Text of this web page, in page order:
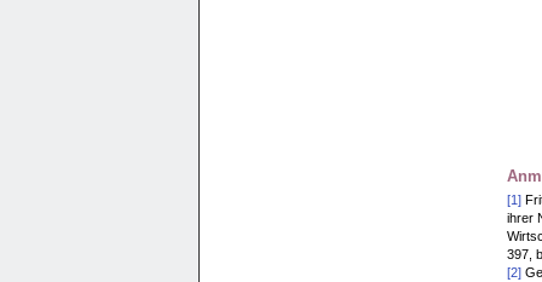
[1]
ihrer
397,
[2]